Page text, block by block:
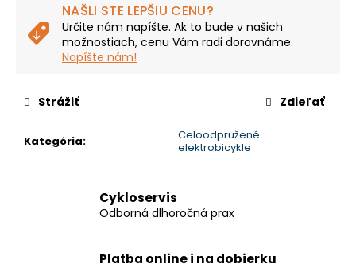
NAŠLI STE LEPŠIU CENU?
Určite nám napíšte. Ak to bude v našich
možnostiach, cenu Vám radi dorovnáme.
Napíšte nám!
Kategória:
Celoodpružené
elektrobicykle
Strážiť Zdieľať
Cykloservis
Odborná dlhoročná prax
Platba online i na dobierku
LIMETKOVÁ
PERLEŤ
€3